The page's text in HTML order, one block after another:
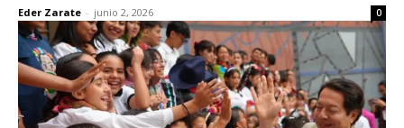
Eder Zarate - junio 2, 2026 0